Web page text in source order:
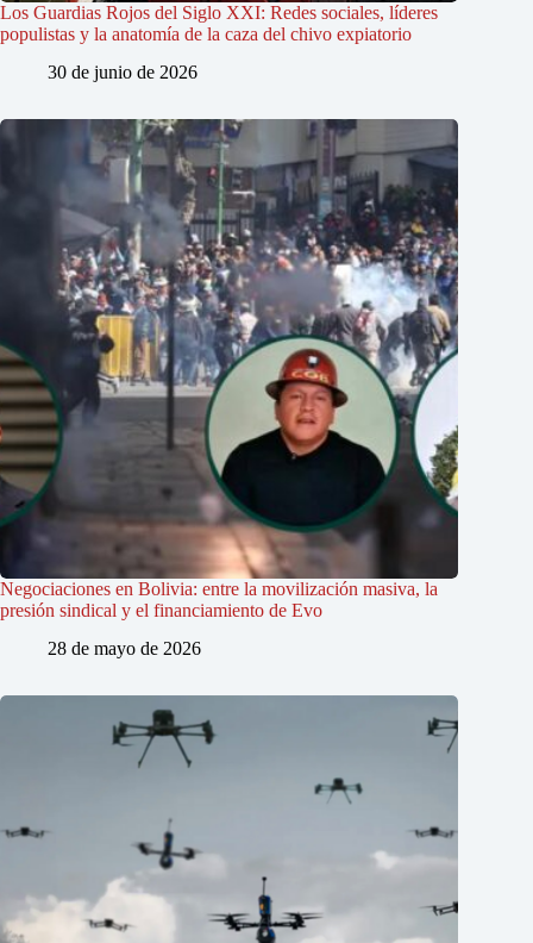
Los Guardias Rojos del Siglo XXI: Redes sociales, líderes
populistas y la anatomía de la caza del chivo expiatorio
30 de junio de 2026
Negociaciones en Bolivia: entre la movilización masiva, la
presión sindical y el financiamiento de Evo
28 de mayo de 2026